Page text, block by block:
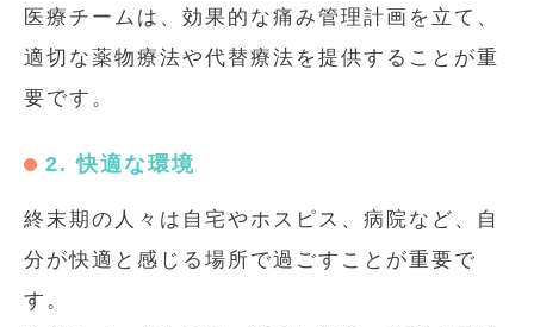
医療チームは、効果的な痛み管理計画を立て、
適切な薬物療法や代替療法を提供することが重
要です。
2. 快適な環境
終末期の人々は自宅やホスピス、病院など、自
分が快適と感じる場所で過ごすことが重要で
す。